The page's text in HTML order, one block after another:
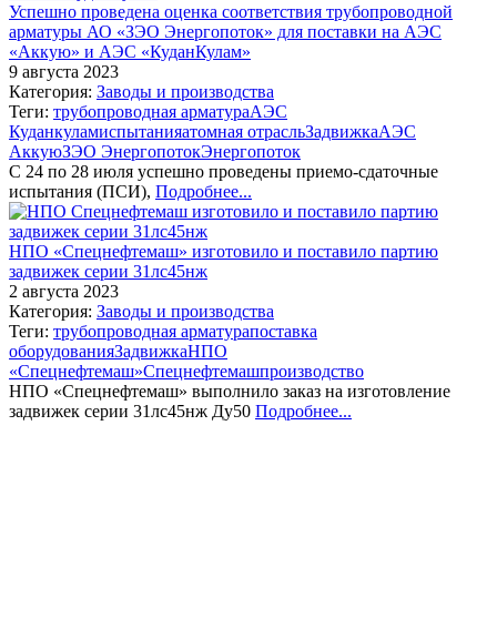
Успешно проведена оценка соответствия трубопроводной
арматуры АО «ЗЭО Энергопоток» для поставки на АЭС
«Аккую» и АЭС «КуданКулам»
9 августа 2023
Категория: Заводы и производства
Теги: трубопроводная арматураАЭС
Куданкуламиспытанияатомная отрасльЗадвижкаАЭС
АккуюЗЭО ЭнергопотокЭнергопоток
С 24 по 28 июля успешно проведены приемо-сдаточные
испытания (ПСИ), Подробнее...
НПО «Спецнефтемаш» изготовило и поставило партию
задвижек серии 31лс45нж
2 августа 2023
Категория: Заводы и производства
Теги: трубопроводная арматурапоставка
оборудованияЗадвижкаНПО
«Спецнефтемаш»Спецнефтемашпроизводство
НПО «Спецнефтемаш» выполнило заказ на изготовление
задвижек серии 31лс45нж Ду50 Подробнее...